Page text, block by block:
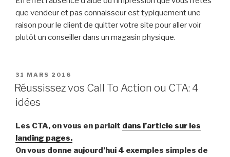
que vendeur et pas connaisseur est typiquement une
raison pour le client de quitter votre site pour aller voir
plutôt un conseiller dans un magasin physique.
PUBLIÉ
LE
31 MARS 2016
Réussissez vos Call To Action ou CTA: 4
idées
Les CTA, on vous en parlait dans l’article sur les
landing pages.
On vous donne aujourd’hui 4 exemples simples de